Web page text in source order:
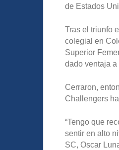
de Estados
Tras el triunfo
colegial en
Superior
dado ventaja a
Cerraron,
Challengers
“Tengo que
sentir en alto
SC, Oscar